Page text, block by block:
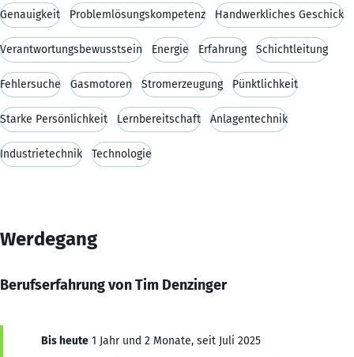
Genauigkeit Problemlösungskompetenz Handwerkliches Geschick
Verantwortungsbewusstsein Energie Erfahrung Schichtleitung
Fehlersuche Gasmotoren Stromerzeugung Pünktlichkeit
Starke Persönlichkeit Lernbereitschaft Anlagentechnik
Industrietechnik Technologie
Werdegang
Berufserfahrung von Tim Denzinger
Bis heute 1 Jahr und 2 Monate, seit Juli 2025